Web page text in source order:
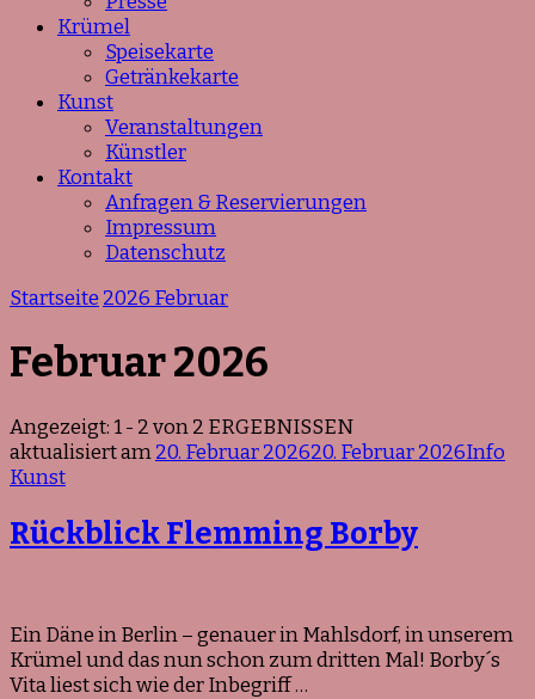
Krümel
Speisekarte
Getränkekarte
Kunst
Veranstaltungen
Künstler
Kontakt
Anfragen & Reservierungen
Impressum
Datenschutz
Startseite 2026 Februar
Februar 2026
Angezeigt: 1 - 2 von 2 ERGEBNISSEN
aktualisiert am20. Februar 202620. Februar 2026Info
Kunst
Rückblick Flemming Borby
Ein Däne in Berlin – genauer in Mahlsdorf, in unserem
Krümel und das nun schon zum dritten Mal! Borby´s
Vita liest sich wie der Inbegriff …